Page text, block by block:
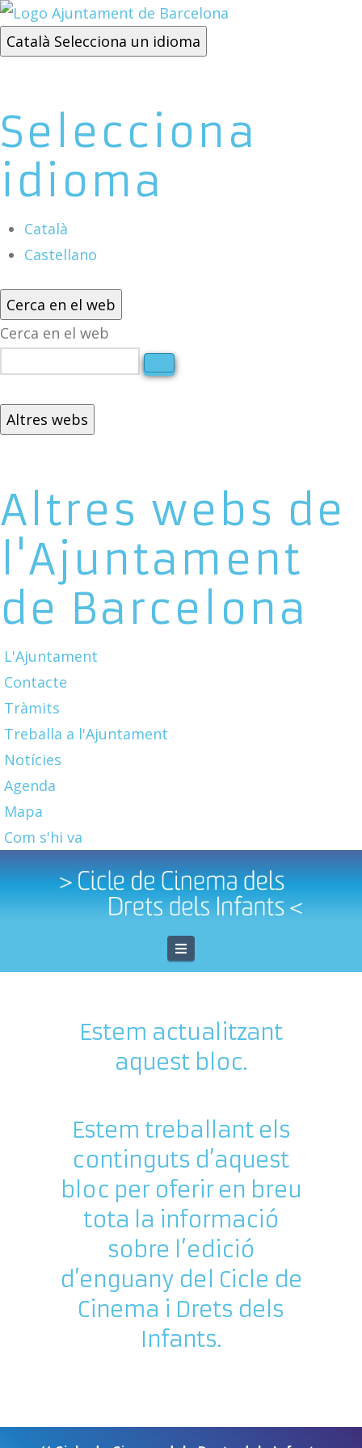
Català Selecciona un idioma
Selecciona
idioma
Català
Castellano
Cerca en el web
Cerca en el web
Altres webs
Altres webs de
l'Ajuntament
de Barcelona
L'Ajuntament
Contacte
Tràmits
Treballa a l'Ajuntament
Notícies
Agenda
Mapa
Com s'hi va
Navigation
Estem actualitzant
aquest bloc.
Estem treballant els
continguts d’aquest
bloc per oferir en breu
tota la informació
sobre l’edició
d’enguany del Cicle de
Cinema i Drets dels
Infants.